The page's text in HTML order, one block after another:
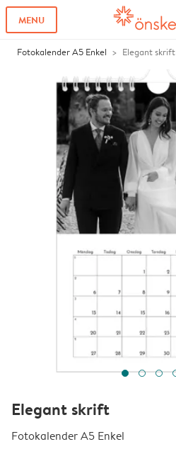
MENU
Fotokalender A5 Enkel Elegant skrift
Elegant skrift
Fotokalender A5 Enkel